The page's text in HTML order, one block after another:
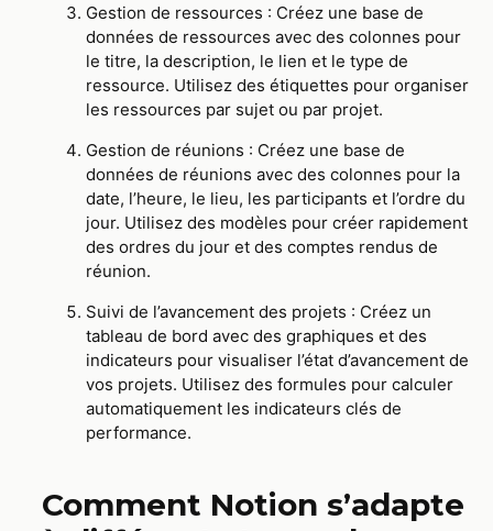
Gestion de ressources : Créez une base de
données de ressources avec des colonnes pour
le titre, la description, le lien et le type de
ressource. Utilisez des étiquettes pour organiser
les ressources par sujet ou par projet.
Gestion de réunions : Créez une base de
données de réunions avec des colonnes pour la
date, l’heure, le lieu, les participants et l’ordre du
jour. Utilisez des modèles pour créer rapidement
des ordres du jour et des comptes rendus de
réunion.
Suivi de l’avancement des projets : Créez un
tableau de bord avec des graphiques et des
indicateurs pour visualiser l’état d’avancement de
vos projets. Utilisez des formules pour calculer
automatiquement les indicateurs clés de
performance.
Comment Notion s’adapte